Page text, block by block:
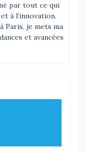
par tout ce qui
à l’innovation.
Paris, je mets ma
et avancées